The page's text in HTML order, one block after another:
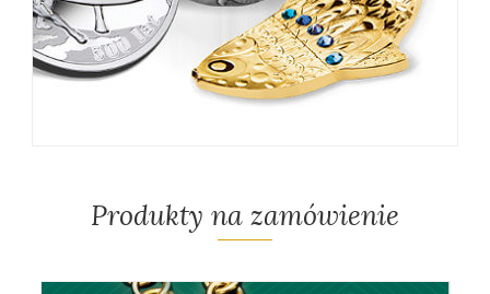
Produkty na zamówienie